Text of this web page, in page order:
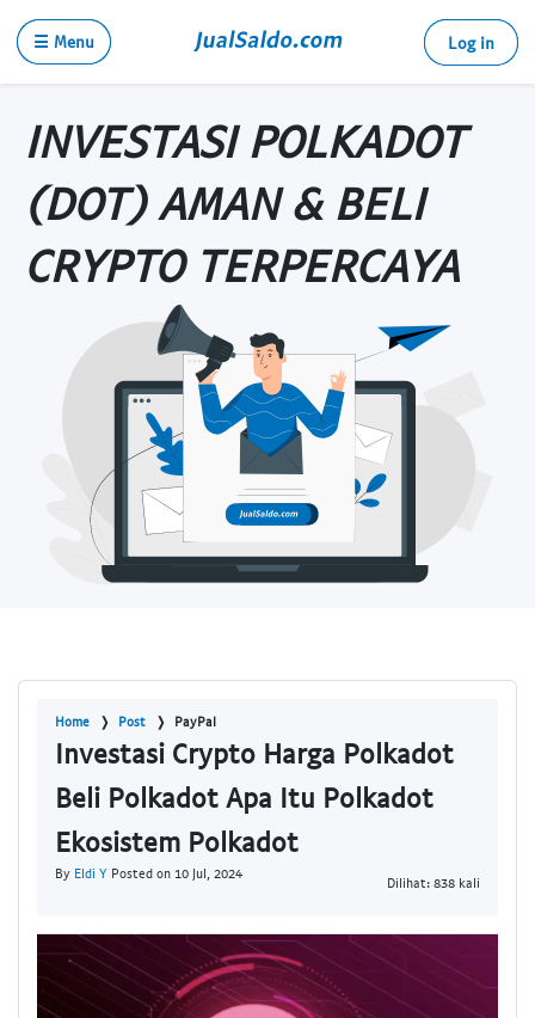
☰ Menu Log in
INVESTASI POLKADOT
(DOT) AMAN & BELI
CRYPTO TERPERCAYA
Home Post PayPal
Investasi Crypto Harga Polkadot
Beli Polkadot Apa Itu Polkadot
Ekosistem Polkadot
By Eldi Y Posted on 10 Jul, 2024
Dilihat: 838 kali